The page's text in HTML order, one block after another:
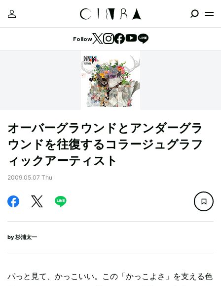
Follow
オーバーグラウンドとアンダーグラ
ウンドを往復するコラージュグラフ
ィックアーティスト
2009.05.07 Thu
by 杉浦太一
パっと見て、かっこいい。この「かっこよさ」を支える色